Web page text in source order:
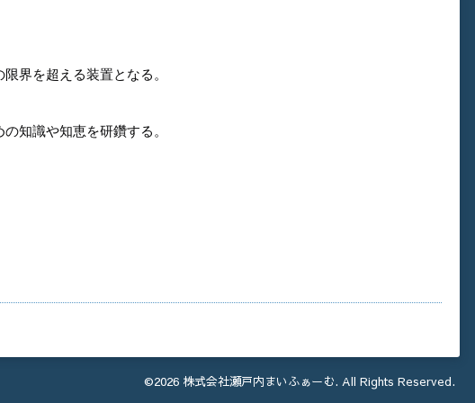
界を超える装置となる。
知識や知恵を研鑽する。
©2026 株式会社瀬戸内まいふぁーむ. All Rights Reserved.